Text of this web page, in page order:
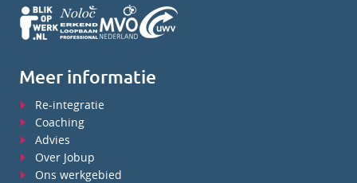
Meer informatie
Re-integratie
Coaching
Advies
Over Jobup
Ons werkgebied